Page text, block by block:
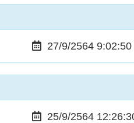
27/9/2564 9:02:50
25/9/2564